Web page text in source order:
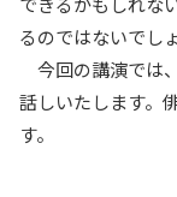
るのではないでし
今回の講演では
話しいたします。
す。